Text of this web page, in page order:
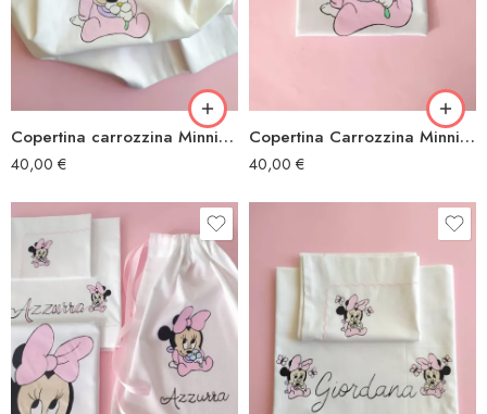
Copertina carrozzina Minnie farfalle
40,00 €
Copertina Carrozzina Minnie fiore
40,00 €